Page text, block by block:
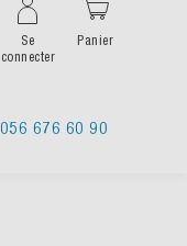
Se
connecter
Panier
056 676 60 90